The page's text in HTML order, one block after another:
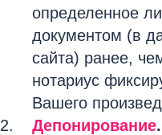
определенное
документом (в
сайта) ранее,
нотариус
Вашего
Депонирование.